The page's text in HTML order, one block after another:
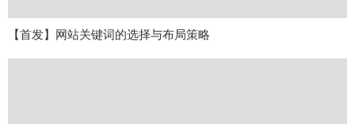
【首发】网站关键词的选择与布局策略